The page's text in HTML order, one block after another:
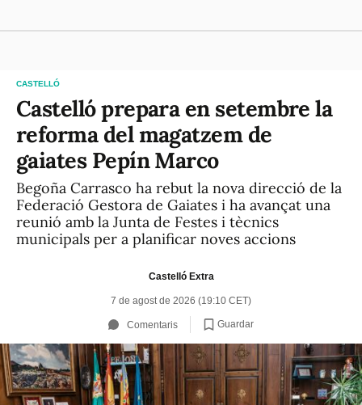
CASTELLÓ
Castelló prepara en setembre la
reforma del magatzem de
gaiates Pepín Marco
Begoña Carrasco ha rebut la nova direcció de la
Federació Gestora de Gaiates i ha avançat una
reunió amb la Junta de Festes i tècnics
municipals per a planificar noves accions
Castelló Extra
7 de agost de 2026 (19:10 CET)
Comentaris Guardar